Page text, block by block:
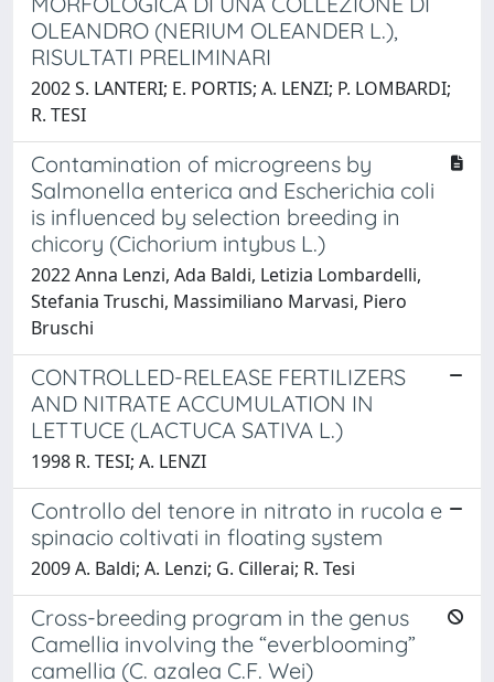
OLEANDRO (NERIUM OLEANDER L.),
RISULTATI PRELIMINARI
2002 S. LANTERI; E. PORTIS; A. LENZI; P. LOMBARDI;
R. TESI
Contamination of microgreens by
Salmonella enterica and Escherichia coli
is influenced by selection breeding in
chicory (Cichorium intybus L.)
2022 Anna Lenzi, Ada Baldi, Letizia Lombardelli,
Stefania Truschi, Massimiliano Marvasi, Piero
Bruschi
CONTROLLED-RELEASE FERTILIZERS
AND NITRATE ACCUMULATION IN
LETTUCE (LACTUCA SATIVA L.)
1998 R. TESI; A. LENZI
Controllo del tenore in nitrato in rucola e
spinacio coltivati in floating system
2009 A. Baldi; A. Lenzi; G. Cillerai; R. Tesi
Cross-breeding program in the genus
Camellia involving the “everblooming”
camellia (C. azalea C.F. Wei)